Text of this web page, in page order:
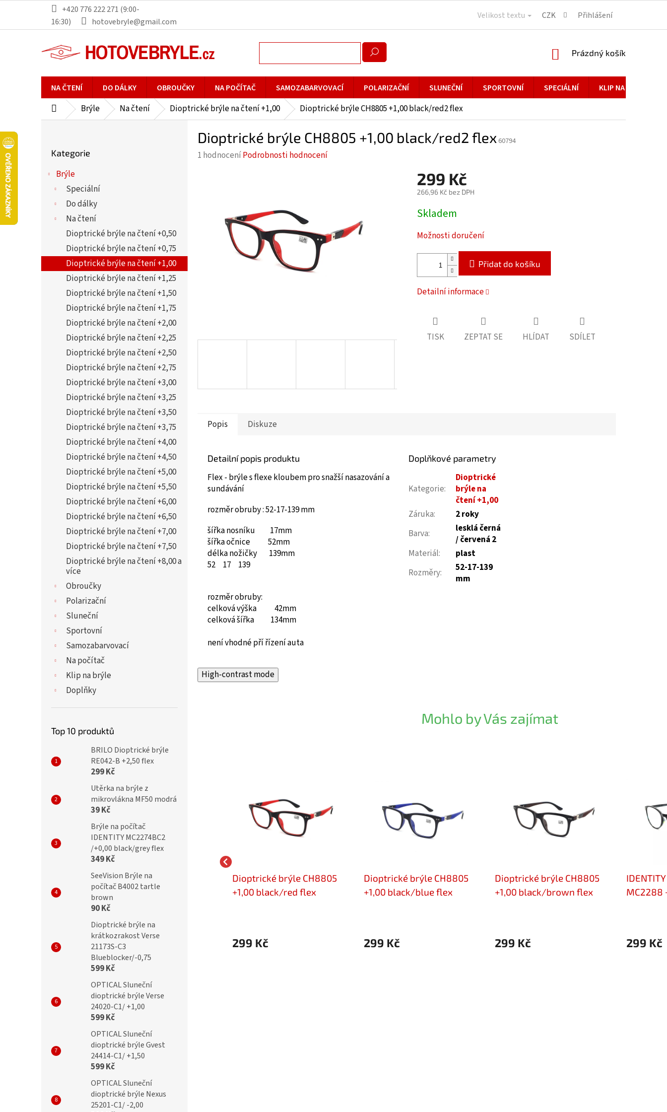
obsah
+420 776 222 271 (9:00-
16:30)
hotovebryle@gmail.com
Velikost textu CZK Přihlášení
NÁKUPNÍ
Prázdný košík
NA ČTENÍ DO DÁLKY OBROUČKY NA POČÍTAČ SAMOZABARVOVACÍ POLARIZAČNÍ SLUNEČNÍ SPORTOVNÍ SPECIÁLNÍ KLIP NA BRÝLE
DomůBrýle Na čtení Dioptrické brýle na čtení +1,00 Dioptrické brýle CH8805 +1,00 black/red2 flex
e
kategorie
Kategorie
Brýle
Speciální
Do dálky
Na čtení
Dioptrické brýle na čtení +0,50
Dioptrické brýle na čtení +0,75
Dioptrické brýle na čtení +1,00
Dioptrické brýle na čtení +1,25
Dioptrické brýle na čtení +1,50
Dioptrické brýle na čtení +1,75
Dioptrické brýle na čtení +2,00
Dioptrické brýle na čtení +2,25
Dioptrické brýle na čtení +2,50
Dioptrické brýle na čtení +2,75
Dioptrické brýle na čtení +3,00
Dioptrické brýle na čtení +3,25
Dioptrické brýle na čtení +3,50
Dioptrické brýle na čtení +3,75
Dioptrické brýle na čtení +4,00
Dioptrické brýle na čtení +4,50
Dioptrické brýle na čtení +5,00
Dioptrické brýle na čtení +5,50
Dioptrické brýle na čtení +6,00
Dioptrické brýle na čtení +6,50
Dioptrické brýle na čtení +7,00
Dioptrické brýle na čtení +7,50
Dioptrické brýle na čtení +8,00 a
více
Obroučky
Polarizační
Sluneční
Sportovní
Samozabarvovací
Na počítač
Klip na brýle
Doplňky
Top 10 produktů
BRILO Dioptrické brýle
RE042-B +2,50 flex
299 Kč
Utěrka na brýle z
mikrovlákna MF50 modrá
39 Kč
Brýle na počítač
IDENTITY MC2274BC2
/+0,00 black/grey flex
349 Kč
SeeVision Brýle na
počítač B4002 tartle
brown
90 Kč
Dioptrické brýle na
krátkozrakost Verse
21173S-C3
Blueblocker/-0,75
599 Kč
OPTICAL Sluneční
dioptrické brýle Verse
24020-C1/ +1,00
599 Kč
OPTICAL Sluneční
dioptrické brýle Gvest
24414-C1/ +1,50
599 Kč
OPTICAL Sluneční
dioptrické brýle Nexus
25201-C1/ -2,00
Dioptrické brýle CH8805 +1,00 black/red2 flex 60794
Průměrné
hvězdiček.
1 hodnoceníPodrobnosti hodnocení
299 Kč
266,96 Kč bez DPH
Měrná
cena:
Skladem
Možnosti doručení
Přidat do košíku
Detailní informace
TISK ZEPTAT SE HLÍDAT SDÍLET
Popis Diskuze
Detailní popis produktu
Flex - brýle s flexe kloubem pro snažší nasazování a
sundávání
rozměr obruby : 52-17-139 mm
šířka nosníku 17mm
šířka očnice 52mm
délka nožičky 139mm
52
17 139
rozměr obruby:
celková výška 42mm
celková šířka 134mm
není vhodné pří řízení auta
Doplňkové parametry
Kategorie:
Dioptrické
brýle na
čtení +1,00
Záruka:
2 roky
Barva:
lesklá černá
/ červená 2
Materiál:
plast
Rozměry:
52-17-139
mm
High-contrast mode
Mohlo by Vás zajímat
Dioptrické brýle CH8811
+1,00 black flex
299 Kč
Dioptrické brýle CH8805
+1,00 black/red flex
299 Kč
Dioptrické brýle CH8805
+1,00 black/blue flex
299 Kč
Dioptrické brýle CH8805
+1,00 black/brown flex
299 Kč
MC2288
299 Kč